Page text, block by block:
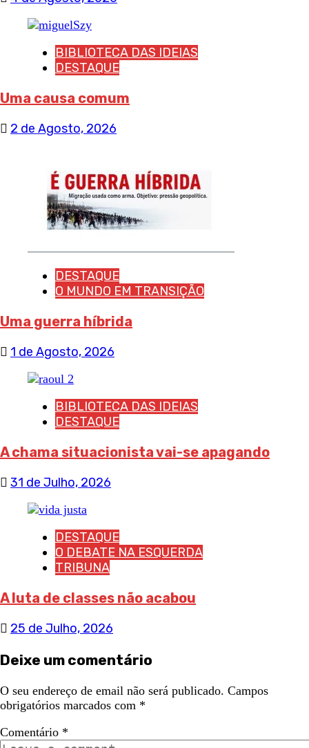
BIBLIOTECA DAS IDEIAS
DESTAQUE
Uma causa comum
2 de Agosto, 2026
DESTAQUE
O MUNDO EM TRANSIÇÃO
Uma guerra híbrida
1 de Agosto, 2026
BIBLIOTECA DAS IDEIAS
DESTAQUE
A chama situacionista vai-se apagando
31 de Julho, 2026
DESTAQUE
O DEBATE NA ESQUERDA
TRIBUNA
A luta de classes não acabou
25 de Julho, 2026
Deixe um comentário
O seu endereço de email não será publicado. Campos
obrigatórios marcados com *
Comentário *